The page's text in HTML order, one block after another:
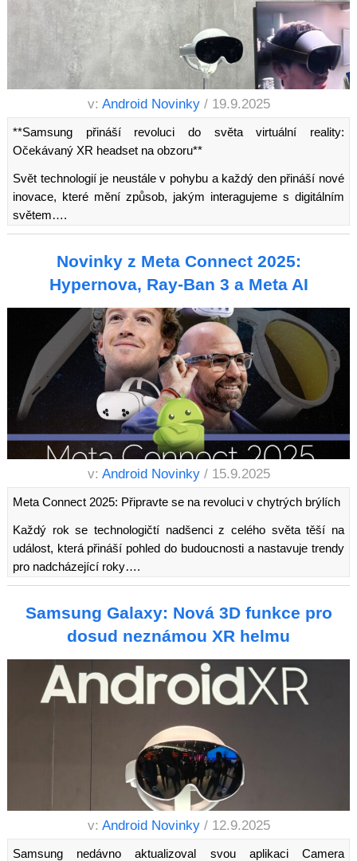
v: Android Novinky / 19.9.2025
**Samsung přináší revoluci do světa virtuální reality:
Očekávaný XR headset na obzoru**
Svět technologií je neustále v pohybu a každý den přináší nové
inovace, které mění způsob, jakým interagujeme s digitálním
světem….
Novinky z Meta Connect 2025:
Hypernova, Ray-Ban 3 a Meta AI
v: Android Novinky / 15.9.2025
Meta Connect 2025: Připravte se na revoluci v chytrých brýlích
Každý rok se technologičtí nadšenci z celého světa těší na
událost, která přináší pohled do budoucnosti a nastavuje trendy
pro nadcházející roky….
Samsung Galaxy: Nová 3D funkce pro
dosud neznámou XR helmu
v: Android Novinky / 12.9.2025
Samsung nedávno aktualizoval svou aplikaci Camera